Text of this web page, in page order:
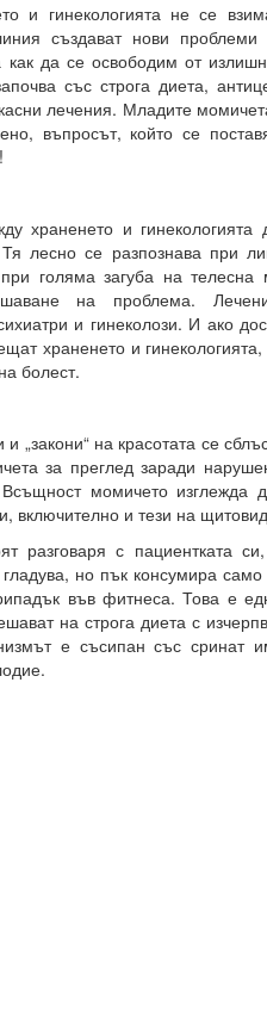
и гинекологията не се
създават нови
как да се освободим от
със строга диета,
лечения. Младите
въпросът, който се
храненето и
Тя лесно се разпознава при
голяма загуба на
на проблема.
и гинеколози. И ако
храненето и
болест.
„закони“ на красотата се
за преглед заради
Всъщност момичето
включително и тези на
разговаря с пациентката
но пък консумира
във фитнеса. Това е
на строга диета с
е съсипан със сринат